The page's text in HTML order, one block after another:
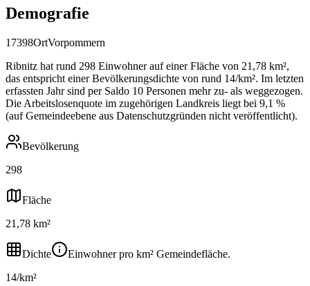
Demografie
17398OrtVorpommern
Ribnitz hat rund 298 Einwohner auf einer Fläche von 21,78 km²,
das entspricht einer Bevölkerungsdichte von rund 14/km². Im letzten
erfassten Jahr sind per Saldo 10 Personen mehr zu- als weggezogen.
Die Arbeitslosenquote im zugehörigen Landkreis liegt bei 9,1 %
(auf Gemeindeebene aus Datenschutzgründen nicht veröffentlicht).
Bevölkerung
298
Fläche
21,78 km²
Dichte
Einwohner pro km² Gemeindefläche.
14/km²